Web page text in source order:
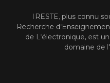
IRESTE, plus connu
Recherche
de L'électronique, est
domaine de